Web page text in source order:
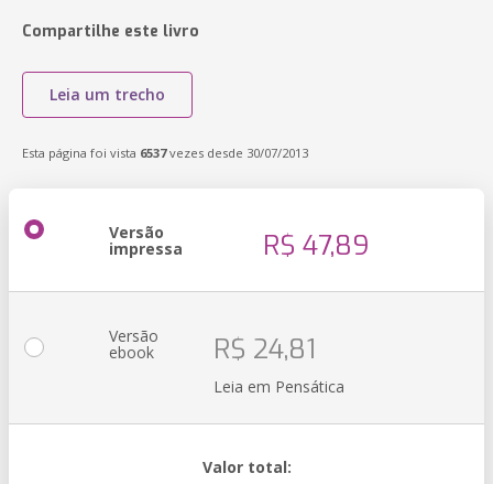
Compartilhe este livro
Leia um trecho
Esta página foi vista 6537vezes desde 30/07/2013
Versão
impressa R$ 47,89
Versão
ebook R$ 24,81
Leia em Pensática
Valor total: